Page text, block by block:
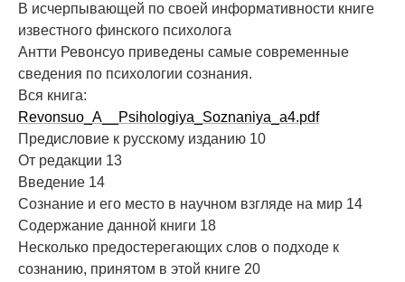
В исчерпывающей по своей информативности книге
известного финского психолога
Антти Ревонсуо приведены самые современные
сведения по психологии сознания.
Вся книга:
Revonsuo_A__Psihologiya_Soznaniya_a4.pdf
Предисловие к русскому изданию 10
От редакции 13
Введение 14
Сознание и его место в научном взгляде на мир 14
Содержание данной книги 18
Несколько предостерегающих слов о подходе к
сознанию, принятом в этой книге 20